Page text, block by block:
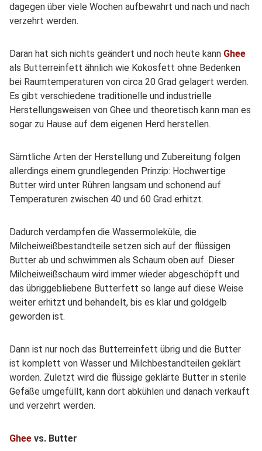
dagegen über viele Wochen aufbewahrt und nach und nach
verzehrt werden.
Daran hat sich nichts geändert und noch heute kann Ghee
als Butterreinfett ähnlich wie Kokosfett ohne Bedenken
bei Raumtemperaturen von circa 20 Grad gelagert werden.
Es gibt verschiedene traditionelle und industrielle
Herstellungsweisen von Ghee und theoretisch kann man es
sogar zu Hause auf dem eigenen Herd herstellen.
Sämtliche Arten der Herstellung und Zubereitung folgen
allerdings einem grundlegenden Prinzip: Hochwertige
Butter wird unter Rühren langsam und schonend auf
Temperaturen zwischen 40 und 60 Grad erhitzt.
Dadurch verdampfen die Wassermoleküle, die
Milcheiweißbestandteile setzen sich auf der flüssigen
Butter ab und schwimmen als Schaum oben auf. Dieser
Milcheiweißschaum wird immer wieder abgeschöpft und
das übriggebliebene Butterfett so lange auf diese Weise
weiter erhitzt und behandelt, bis es klar und goldgelb
geworden ist.
Dann ist nur noch das Butterreinfett übrig und die Butter
ist komplett von Wasser und Milchbestandteilen geklärt
worden. Zuletzt wird die flüssige geklärte Butter in sterile
Gefäße umgefüllt, kann dort abkühlen und danach verkauft
und verzehrt werden.
Ghee vs. Butter